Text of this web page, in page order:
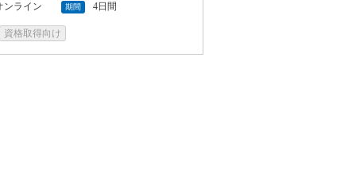
ンライン 期間 4日間
資格取得向け